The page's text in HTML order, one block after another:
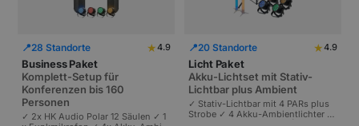
📍28 Standorte ★4.9
Business Paket
Komplett-Setup für
Konferenzen bis 160
Personen
✓ 2x HK Audio Polar 12 Säulen ✓ 1
📍20 Standorte ★4.9
Licht Paket
Akku-Lichtset mit Stativ-
Lichtbar plus Ambient
✓ Stativ-Lichtbar mit 4 PARs plus
Strobe ✓ 4 Akku-Ambientlichter ✓